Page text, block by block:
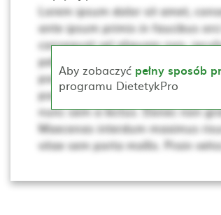
Lorem ipsum dolor sit amet,
ante ipsum primis in faucibus
consequat vel aliquam non,
pellentesque. Ut non neque a
porta, lectus dui rhoncus
porta mollis. Proin vehicula, dui
nunc sem a lectus. Donec non
Maecenas interdum maximus
vitae sem porta mollis. Proin
Aby zobaczyć pełny sposób
programu DietetykPro